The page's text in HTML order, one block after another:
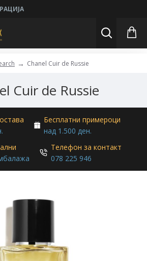
Chanel Cuir de Russie
Cuir de Russie
Бесплатни примероци
над 1.500 ден.
Телефон за контакт
078 225 946